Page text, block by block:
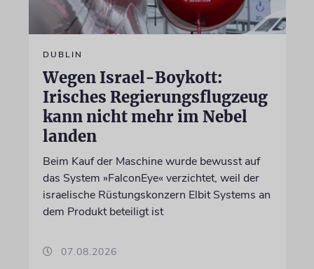
DUBLIN
Wegen Israel-Boykott:
Irisches Regierungsflugzeug
kann nicht mehr im Nebel
landen
Beim Kauf der Maschine wurde bewusst auf
das System »FalconEye« verzichtet, weil der
israelische Rüstungskonzern Elbit Systems an
dem Produkt beteiligt ist
07.08.2026